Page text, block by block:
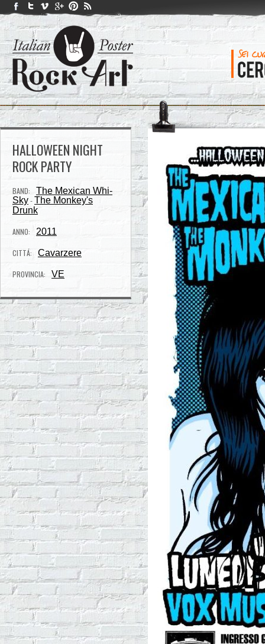
HALLOWEEN NIGHT
ROCK PARTY
BAND:
The Mexican Whi-
Sky - The Monkey's
Drunk
ANNO: 2011
CITTÁ: Cavarzere
PROVINCIA: VE